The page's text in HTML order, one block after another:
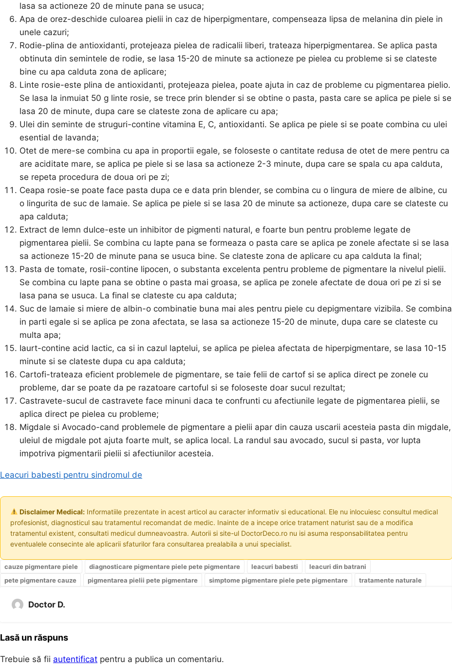
lasa sa actioneze 20 de minute pana se usuca;
Apa de orez-deschide culoarea pielii in caz de hiperpigmentare, compenseaza lipsa de melanina din piele in
unele cazuri;
Rodie-plina de antioxidanti, protejeaza pielea de radicalii liberi, trateaza hiperpigmentarea. Se aplica pasta
obtinuta din semintele de rodie, se lasa 15-20 de minute sa actioneze pe pielea cu probleme si se clateste
bine cu apa calduta zona de aplicare;
Linte rosie-este plina de antioxidanti, protejeaza pielea, poate ajuta in caz de probleme cu pigmentarea pielio.
Se lasa la inmuiat 50 g linte rosie, se trece prin blender si se obtine o pasta, pasta care se aplica pe piele si se
lasa 20 de minute, dupa care se clateste zona de aplicare cu apa;
Ulei din seminte de struguri-contine vitamina E, C, antioxidanti. Se aplica pe piele si se poate combina cu ulei
esential de lavanda;
Otet de mere-se combina cu apa in proportii egale, se foloseste o cantitate redusa de otet de mere pentru ca
are aciditate mare, se aplica pe piele si se lasa sa actioneze 2-3 minute, dupa care se spala cu apa calduta,
se repeta procedura de doua ori pe zi;
Ceapa rosie-se poate face pasta dupa ce e data prin blender, se combina cu o lingura de miere de albine, cu
o lingurita de suc de lamaie. Se aplica pe piele si se lasa 20 de minute sa actioneze, dupa care se clateste cu
apa calduta;
Extract de lemn dulce-este un inhibitor de pigmenti natural, e foarte bun pentru probleme legate de
pigmentarea pielii. Se combina cu lapte pana se formeaza o pasta care se aplica pe zonele afectate si se lasa
sa actioneze 15-20 de minute pana se usuca bine. Se clateste zona de aplicare cu apa calduta la final;
Pasta de tomate, rosii-contine lipocen, o substanta excelenta pentru probleme de pigmentare la nivelul pielii.
Se combina cu lapte pana se obtine o pasta mai groasa, se aplica pe zonele afectate de doua ori pe zi si se
lasa pana se usuca. La final se clateste cu apa calduta;
Suc de lamaie si miere de albin-o combinatie buna mai ales pentru piele cu depigmentare vizibila. Se combina
in parti egale si se aplica pe zona afectata, se lasa sa actioneze 15-20 de minute, dupa care se clateste cu
multa apa;
Iaurt-contine acid lactic, ca si in cazul laptelui, se aplica pe pielea afectata de hiperpigmentare, se lasa 10-15
minute si se clateste dupa cu apa calduta;
Cartofi-trateaza eficient problemele de pigmentare, se taie felii de cartof si se aplica direct pe zonele cu
probleme, dar se poate da pe razatoare cartoful si se foloseste doar sucul rezultat;
Castravete-sucul de castravete face minuni daca te confrunti cu afectiunile legate de pigmentarea pielii, se
aplica direct pe pielea cu probleme;
Migdale si Avocado-cand problemele de pigmentare a pielii apar din cauza uscarii acesteia pasta din migdale,
uleiul de migdale pot ajuta foarte mult, se aplica local. La randul sau avocado, sucul si pasta, vor lupta
impotriva pigmentarii pielii si afectiunilor acesteia.
Leacuri babesti pentru sindromul de
Disclaimer Medical:Informatiile prezentate in acest articol au caracter informativ si educational. Ele nu inlocuiesc consultul medical
profesionist, diagnosticul sau tratamentul recomandat de medic. Inainte de a incepe orice tratament naturist sau de a modifica
tratamentul existent, consultati medicul dumneavoastra. Autorii si site-ul DoctorDeco.ro nu isi asuma responsabilitatea pentru
eventualele consecinte ale aplicarii sfaturilor fara consultarea prealabila a unui specialist.
cauze pigmentare piele diagnosticare pigmentare piele pete pigmentare leacuri babesti
leacuri din batrani
pete pigmentare cauze
pigmentarea pielii pete pigmentare simptome pigmentare piele pete pigmentare tratamente naturale
Doctor D.
Lasă un răspuns
Trebuie să fii autentificat pentru a publica un comentariu.